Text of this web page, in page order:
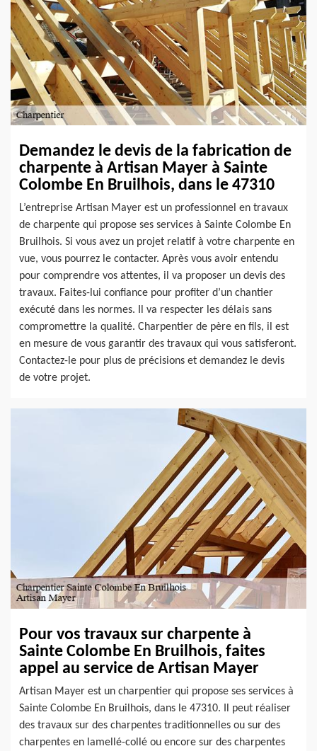
Demandez le devis de la fabrication de
charpente à Artisan Mayer à Sainte
Colombe En Bruilhois, dans le 47310
L’entreprise Artisan Mayer est un professionnel en travaux
de charpente qui propose ses services à Sainte Colombe En
Bruilhois. Si vous avez un projet relatif à votre charpente en
vue, vous pourrez le contacter. Après vous avoir entendu
pour comprendre vos attentes, il va proposer un devis des
travaux. Faites-lui confiance pour profiter d’un chantier
exécuté dans les normes. Il va respecter les délais sans
compromettre la qualité. Charpentier de père en fils, il est
en mesure de vous garantir des travaux qui vous satisferont.
Contactez-le pour plus de précisions et demandez le devis
de votre projet.
Pour vos travaux sur charpente à
Sainte Colombe En Bruilhois, faites
appel au service de Artisan Mayer
Artisan Mayer est un charpentier qui propose ses services à
Sainte Colombe En Bruilhois, dans le 47310. Il peut réaliser
des travaux sur des charpentes traditionnelles ou sur des
charpentes en lamellé-collé ou encore sur des charpentes